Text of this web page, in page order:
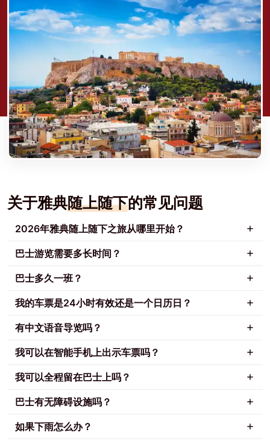
关于雅典随上随下的常见问题
2026年雅典随上随下之旅从哪里开始？
巴士游览需要多长时间？
巴士多久一班？
我的车票是24小时有效还是一个日历日？
有中文语音导览吗？
我可以在智能手机上出示车票吗？
我可以全程留在巴士上吗？
巴士有无障碍设施吗？
如果下雨怎么办？